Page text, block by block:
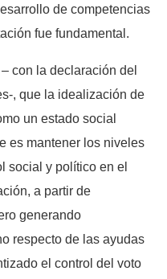
de competencias
fue fundamental.
con la declaración del
, que la idealización de
un estado social
es mantener los niveles
social y político en el
a partir de
generando
respecto de las ayudas
el control del voto